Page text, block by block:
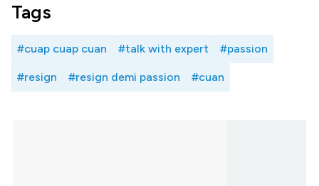
Tags
#cuap cuap cuan #talk with expert #passion
#resign #resign demi passion #cuan